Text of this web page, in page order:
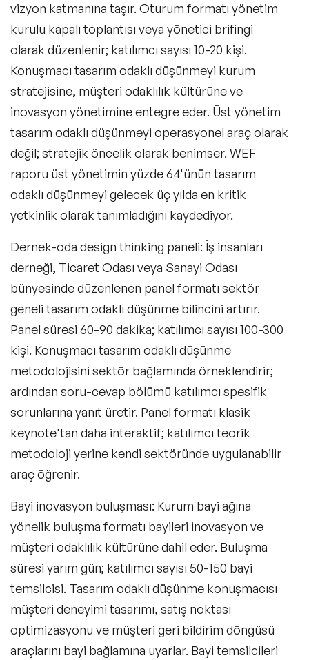
vizyon katmanına taşır. Oturum formatı yönetim
kurulu kapalı toplantısı veya yönetici brifingi
olarak düzenlenir; katılımcı sayısı 10-20 kişi.
Konuşmacı tasarım odaklı düşünmeyi kurum
stratejisine, müşteri odaklılık kültürüne ve
inovasyon yönetimine entegre eder. Üst yönetim
tasarım odaklı düşünmeyi operasyonel araç olarak
değil; stratejik öncelik olarak benimser. WEF
raporu üst yönetimin yüzde 64'ünün tasarım
odaklı düşünmeyi gelecek üç yılda en kritik
yetkinlik olarak tanımladığını kaydediyor.
Dernek-oda design thinking paneli: İş insanları
derneği, Ticaret Odası veya Sanayi Odası
bünyesinde düzenlenen panel formatı sektör
geneli tasarım odaklı düşünme bilincini artırır.
Panel süresi 60-90 dakika; katılımcı sayısı 100-300
kişi. Konuşmacı tasarım odaklı düşünme
metodolojisini sektör bağlamında örneklendirir;
ardından soru-cevap bölümü katılımcı spesifik
sorunlarına yanıt üretir. Panel formatı klasik
keynote'tan daha interaktif; katılımcı teorik
metodoloji yerine kendi sektöründe uygulanabilir
araç öğrenir.
Bayi inovasyon buluşması: Kurum bayi ağına
yönelik buluşma formatı bayileri inovasyon ve
müşteri odaklılık kültürüne dahil eder. Buluşma
süresi yarım gün; katılımcı sayısı 50-150 bayi
temsilcisi. Tasarım odaklı düşünme konuşmacısı
müşteri deneyimi tasarımı, satış noktası
optimizasyonu ve müşteri geri bildirim döngüsü
araçlarını bayi bağlamına uyarlar. Bayi temsilcileri